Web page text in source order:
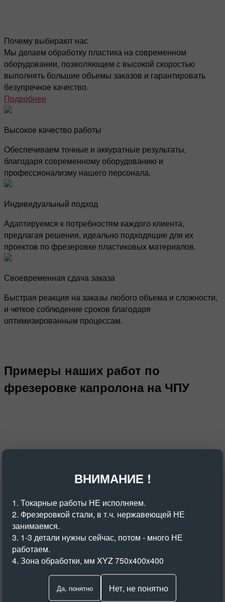
Почему выбирают нас
Мы делаем обработку пластика на современном
оборудовании, позволяющем с высокой скоростью
выполнять большие объемы заказов и гарантировать
безупречное качество.
Подробнее
Высокое качество работы
Обеспечиваем точные и аккуратные результаты,
благодаря современному оборудованию и
профессионализму нашего персонала.
Индивидуальный подход
Адаптируемся к потребностям каждого клиента,
предлагая решения, идеально подходящие для их
проектов по фрезеровке пластиковых материалов.
Своевременная сдача заказа
Быстрая реакция на заказы любого объема и сложности,
и четкое соблюдение сроков благодаря
оптимизированным процессам.
Примеры наших работ по
фрезеровке капролона на ЧПУ
Как мы работаем?
01
Получение исходных данных, расчет стоимости проекта.
02
Заключение договора, оплата.
Изготовление опытных образцов.
ВНИМАНИЕ !
1. Токарные работы НЕ исполняем.
2. Фрезеровкой стали, в т.ч. нержавеющей НЕ
занимаемся.
3. 1-3 детали нужны сейчас, потом - много НЕ
работаем.
4. Зона обработки, мм XYZ 750x400x400
Да, понятно Нет, не понятно